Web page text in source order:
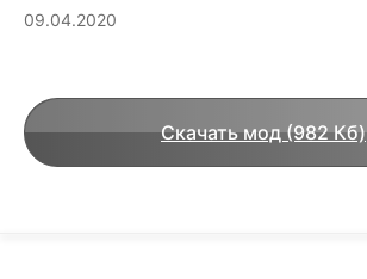
09.04.2020
Скачать мод (982 Кб)